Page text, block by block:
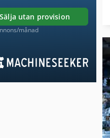
sälja utan provision
månad